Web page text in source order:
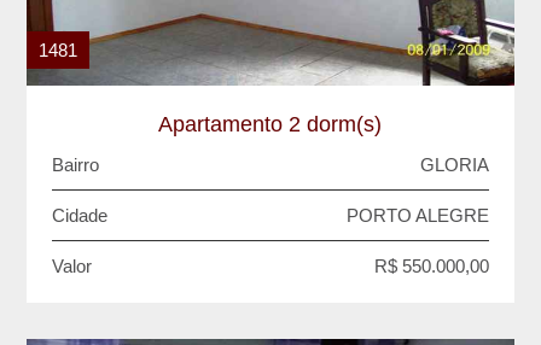
1481
Apartamento 2 dorm(s)
Bairro GLORIA
Cidade PORTO ALEGRE
Valor R$ 550.000,00